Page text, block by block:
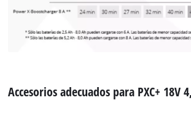
Accesorios adecuados para PXC+ 18V